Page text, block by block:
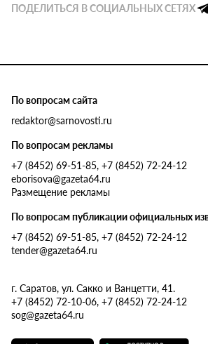
ПОДЕЛИТЬСЯ В СОЦИАЛЬНЫХ СЕТЯХ
По вопросам сайта
redaktor@sarnovosti.ru
По вопросам рекламы
+7 (8452) 69-51-85, +7 (8452) 72-24-12
eborisova@gazeta64.ru
Размещение рекламы
По вопросам публикации официальных
+7 (8452) 69-51-85, +7 (8452) 72-24-12
tender@gazeta64.ru
г. Саратов, ул. Сакко и Ванцетти, 41.
+7 (8452) 72-10-06, +7 (8452) 72-24-12
sog@gazeta64.ru